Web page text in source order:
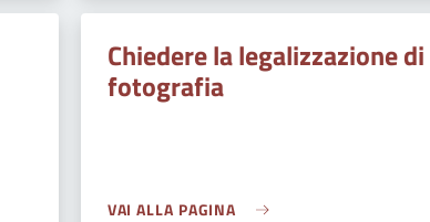
Chiedere la legalizzazione di
fotografia
VAI ALLA PAGINA